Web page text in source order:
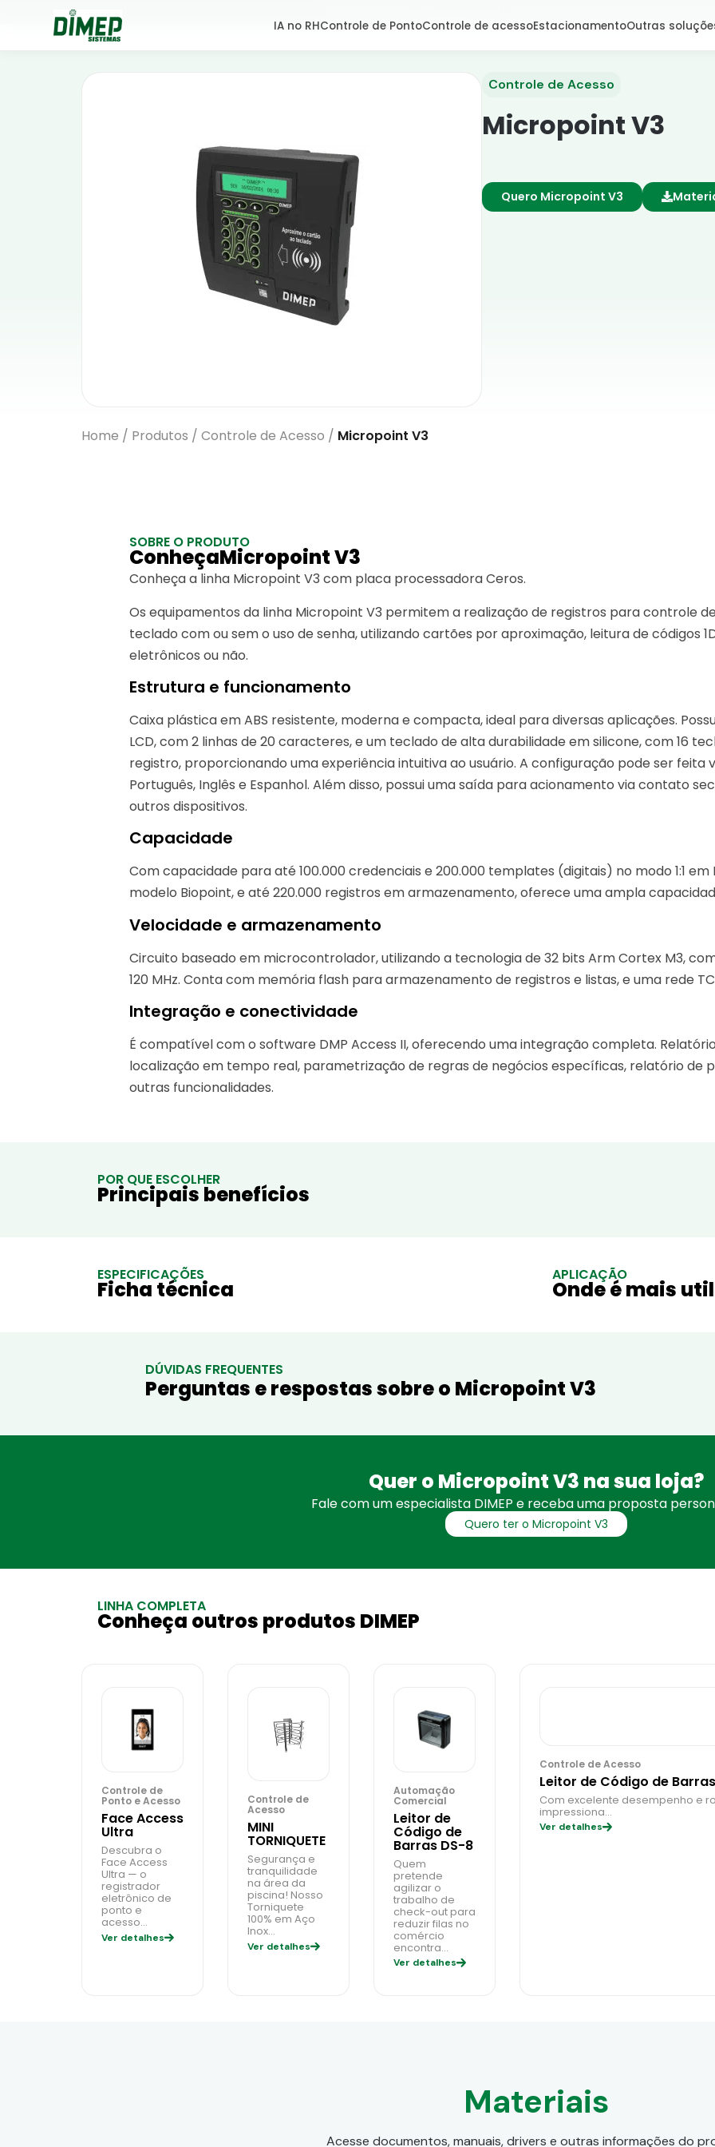
IA no RHControle de PontoControle de acessoEstacionamentoOutras
Controle de Acesso
Micropoint V3
Quero Micropoint V3
Home / Produtos / Controle de Acesso / Micropoint V3
SOBRE O PRODUTO
ConheçaMicropoint V3
Conheça a linha Micropoint V3 com placa processadora Ceros.
Os equipamentos da linha Micropoint V3 permitem a realização de registros para controle
teclado com ou sem o uso de senha, utilizando cartões por aproximação, leitura de códigos
eletrônicos ou não.
Estrutura e funcionamento
Caixa plástica em ABS resistente, moderna e compacta, ideal para diversas aplicações.
LCD, com 2 linhas de 20 caracteres, e um teclado de alta durabilidade em silicone, com 16
registro, proporcionando uma experiência intuitiva ao usuário. A configuração pode ser feita
Português, Inglês e Espanhol. Além disso, possui uma saída para acionamento via contato
outros dispositivos.
Capacidade
Com capacidade para até 100.000 credenciais e 200.000 templates (digitais) no modo 1:1 em
modelo Biopoint, e até 220.000 registros em armazenamento, oferece uma ampla
Velocidade e armazenamento
Circuito baseado em microcontrolador, utilizando a tecnologia de 32 bits Arm Cortex M3,
120 MHz. Conta com memória flash para armazenamento de registros e listas, e uma rede
Integração e conectividade
É compatível com o software DMP Access II, oferecendo uma integração completa.
localização em tempo real, parametrização de regras de negócios específicas, relatório de
outras funcionalidades.
POR QUE ESCOLHER
Principais benefícios
ESPECIFICAÇÕES
Ficha técnica
APLICAÇÃO
Onde é mais
DÚVIDAS FREQUENTES
Perguntas e respostas sobre o Micropoint V3
Quer o Micropoint V3 na sua loja?
Fale com um especialista DIMEP e receba uma proposta
Quero ter o Micropoint V3
LINHA COMPLETA
Conheça outros produtos DIMEP
Controle de
Ponto e Acesso
Face Access
Ultra
Descubra o
Face Access
Ultra — o
registrador
eletrônico de
ponto e
acesso…
Ver detalhes
Controle de
Acesso
MINI
TORNIQUETE
Segurança e
tranquilidade
na área da
piscina! Nosso
Torniquete
100% em Aço
Inox…
Ver detalhes
Automação
Comercial
Leitor de
Código de
Barras DS-8
Quem
pretende
agilizar o
trabalho de
check-out para
reduzir filas no
comércio
encontra…
Ver detalhes
Controle de Acesso
Leitor de Código de
Com excelente desempenho e
impressiona…
Ver detalhes
Materiais
Acesse documentos, manuais, drivers e outras informações do